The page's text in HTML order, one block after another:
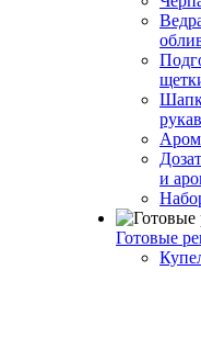
и
Готовые